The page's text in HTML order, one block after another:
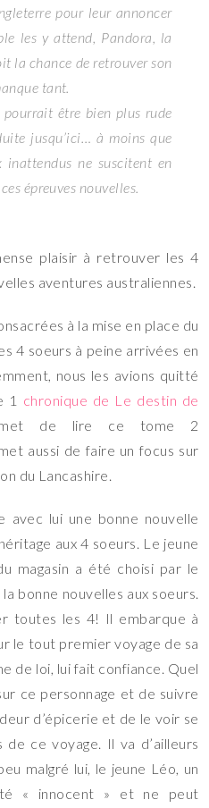
pour leur annoncer
les y attend, Pandora, la
la chance de retrouver son
tant.
être bien plus rude
jusqu’ici… à moins que
inattendus ne suscitent en
épreuves nouvelles.
plaisir à retrouver les 4
aventures australiennes.
à la mise en place du
4 soeurs à peine arrivées en
nous les avions quitté
1 chronique de Le destin de
de lire ce tome 2
aussi de faire un focus sur
du Lancashire.
avec lui une bonne nouvelle
aux 4 soeurs. Le jeune
magasin a été choisi par le
bonne nouvelles aux soeurs.
toutes les 4! Il embarque à
le tout premier voyage de sa
de loi, lui fait confiance. Quel
ce personnage et de suivre
d’épicerie et de le voir se
ce voyage. Il va d’ailleurs
malgré lui, le jeune Léo, un
« innocent » et ne peut